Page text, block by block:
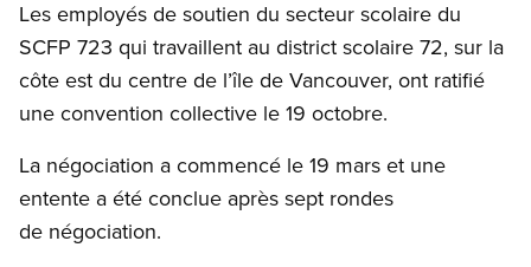
Les employés de soutien du secteur scolaire du
SCFP 723 qui travaillent au district scolaire 72, sur la
côte est du centre de l’île de Vancouver, ont ratifié
une convention collective le 19 octobre.
La négociation a commencé le 19 mars et une
entente a été conclue après sept rondes
de négociation.